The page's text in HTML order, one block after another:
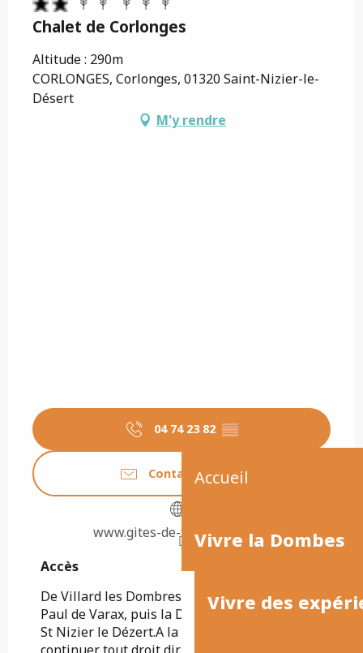
Accueil
Vivre la Dombes
Vivre des
Chalet de Corlonges
Altitude : 290m
CORLONGES, Corlonges, 01320 Saint-Nizier-le-
Désert
M'y rendre
04 74 23 82 ▒▒
Contactez-nous
www.gites-de-france-ain.com
Accès
Accès
De Villard les Dombres, prendre la dir.de St
Paul de Varax, puis la D70 en direc. le Plantay,
St Nizier le Dézert.A la sortie du Plantay,